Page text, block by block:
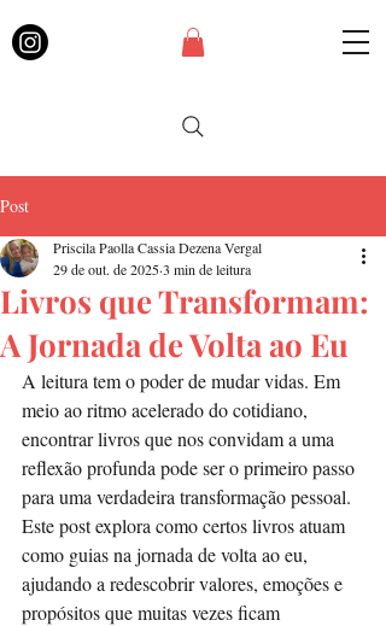
Post
Livros que Transformam:
A Jornada de Volta ao Eu
Priscila Paolla Cassia Dezena Vergal
29 de out. de 20253 min de leitura
A leitura tem o poder de mudar vidas. Em
meio ao ritmo acelerado do cotidiano,
encontrar livros que nos convidam a uma
reflexão profunda pode ser o primeiro passo
para uma verdadeira transformação pessoal.
Este post explora como certos livros atuam
como guias na jornada de volta ao eu,
ajudando a redescobrir valores, emoções e
propósitos que muitas vezes ficam